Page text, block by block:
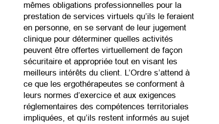
mêmes obligations professionnelles pour la
prestation de services virtuels qu’ils le feraient
en personne, en se servant de leur jugement
clinique pour déterminer quelles activités
peuvent être offertes virtuellement de façon
sécuritaire et appropriée tout en visant les
meilleurs intérêts du client. L’Ordre s’attend à
ce que les ergothérapeutes se conforment à
leurs normes d’exercice et aux exigences
réglementaires des compétences territoriales
impliquées, et qu’ils restent informés au sujet